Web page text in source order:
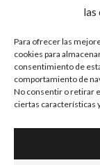
las
Para ofrecer las
cookies para
consentimiento de
comportamiento de
No consentir o retirar
ciertas características